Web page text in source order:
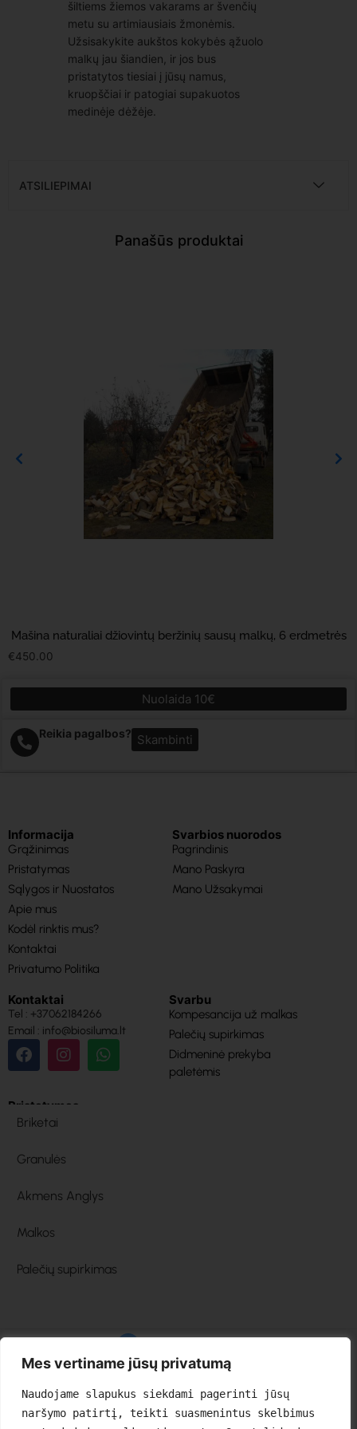
Mes vertiname jūsų privatumą
Naudojame slapukus siekdami pagerinti jūsų
naršymo patirtį, teikti suasmenintus skelbimus
šiltiems žiemos vakarams ar švenčių
metu su artimiausiais žmonėmis.
Užsisakykite aukštos kokybės ąžuolo
malkų jau šiandien, ir jos bus
pristatytos tiesiai į jūsų namus,
kruopščiai ir patogiai supakuotos
medinėje dėžėje.
ATSILIEPIMAI
Panašūs produktai
Mašina naturaliai džiovintų beržinių sausų malkų, 6 erdmetrės
€450.00
Nuolaida 10€
Reikia pagalbos? Skambinti
Informacija
Grąžinimas
Pristatymas
Sąlygos ir Nuostatos
Apie mus
Kodėl rinktis mus?
Kontaktai
Privatumo Politika
Svarbios nuorodos
Pagrindinis
Mano Paskyra
Mano Užsakymai
Kontaktai
Tel : +37062184266
Email : info@biosiluma.lt
Svarbu
Kompesancija už malkas
Palečių supirkimas
Didmeninė prekyba
paletėmis
Pristatymas
Briketai
Granulės
Akmens Anglys
Malkos
Palečių supirkimas
© 2025 biosiluma.lt – Visos teisės saugomos